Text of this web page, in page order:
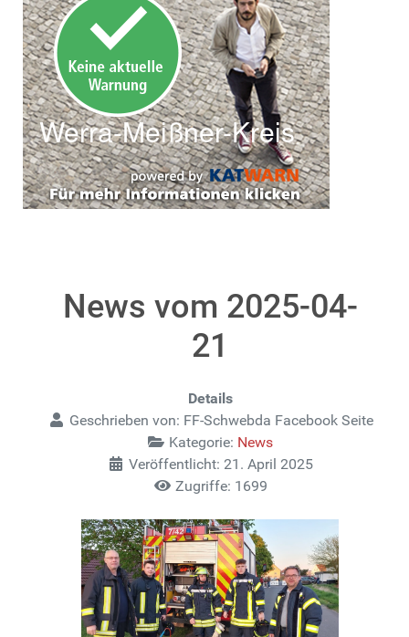
News vom 2025-04-
21
Details
Geschrieben von: FF-Schwebda Facebook Seite
Kategorie: News
Veröffentlicht: 21. April 2025
Zugriffe: 1699